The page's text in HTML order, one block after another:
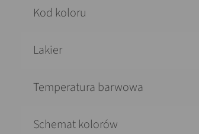
Kod koloru
Lakier
Temperatura barwowa
Schemat kolorów